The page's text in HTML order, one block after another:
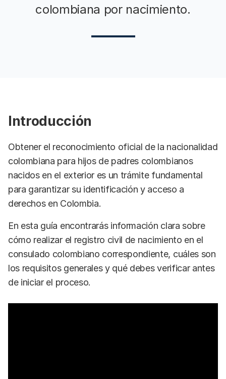
colombiana por nacimiento.
Introducción
Obtener el reconocimiento oficial de la nacionalidad
colombiana para hijos de padres colombianos
nacidos en el exterior es un trámite fundamental
para garantizar su identificación y acceso a
derechos en Colombia.
En esta guía encontrarás información clara sobre
cómo realizar el registro civil de nacimiento en el
consulado colombiano correspondiente, cuáles son
los requisitos generales y qué debes verificar antes
de iniciar el proceso.